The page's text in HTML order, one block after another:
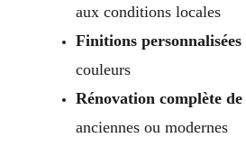
aux conditions locales
Finitions personnalisées
couleurs
Rénovation complète de
anciennes ou modernes